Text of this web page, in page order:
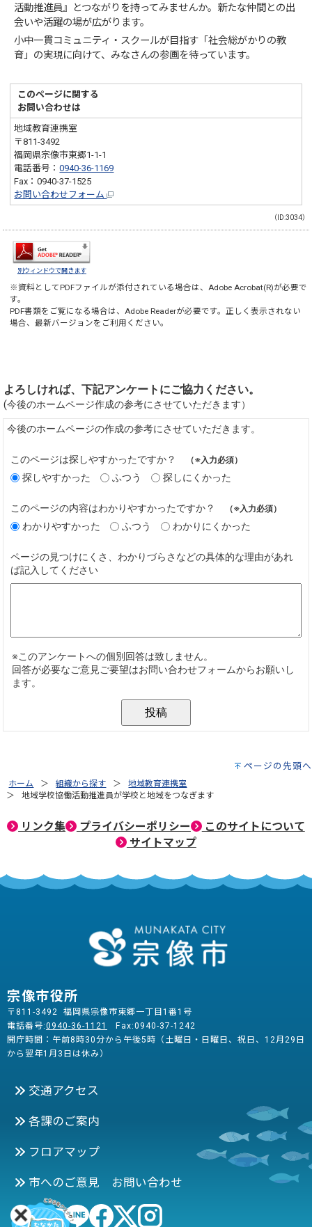
活動推進員』とつながりを持ってみませんか。新たな仲間との出
会いや活躍の場が広がります。
小中一貫コミュニティ・スクールが目指す「社会総がかりの教
育」の実現に向けて、みなさんの参画を待っています。
このページに関する
お問い合わせは
地域教育連携室
〒811-3492
福岡県宗像市東郷1-1-1
電話番号：0940-36-1169
Fax：0940-37-1525
お問い合わせフォーム
（ID:3034）
別ウィンドウで開きます
※資料としてPDFファイルが添付されている場合は、 Adobe Acrobat(R)が必要で
す。
PDF書類をご覧になる場合は、 Adobe Readerが必要です。正しく表示されない
場合、最新バージョンをご利用ください。
ページの先頭へ
ホーム 組織から探す
地域教育連携室
地域学校協働活動推進員が学校と地域をつなぎます
リンク集 プライバシーポリシー
このサイトについて
サイトマップ
宗像市役所
〒811-3492 福岡県宗像市東郷一丁目1番1号
電話番号:0940-36-1121
Fax:0940-37-1242
開庁時間：午前8時30分から午後5時（土曜日・日曜日、祝日、12月29日
から翌年1月3日は休み）
交通アクセス
各課のご案内
フロアマップ
市へのご意見 お問い合わせ